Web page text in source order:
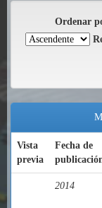
Ordenar
Vista
previa
Fecha de
2014